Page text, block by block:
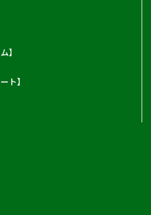
】
ト】